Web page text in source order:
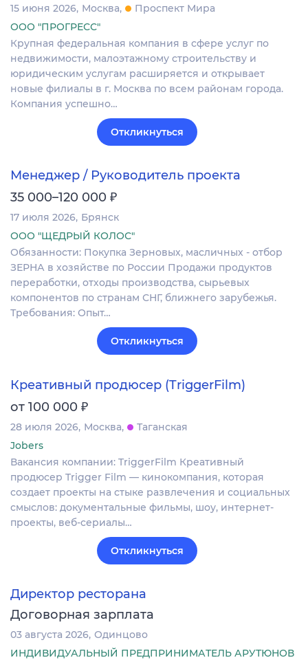
15 июня 2026 Москва
Проспект Мира
ООО "ПРОГРЕСС"
Крупная федеральная компания в сфере услуг по
недвижимости, малоэтажному строительству и
юридическим услугам расширяется и открывает
новые филиалы в г. Москва по всем районам города.
Компания успешно…
Откликнуться
Менеджер / Руководитель проекта
35 000–120 000 ₽
17 июля 2026 Брянск
ООО "ЩЕДРЫЙ КОЛОС"
Обязанности: Покупка Зерновых, масличных - отбор
ЗЕРНА в хозяйстве по России Продажи продуктов
переработки, отходы производства, сырьевых
компонентов по странам СНГ, ближнего зарубежья.
Требования: Опыт…
Откликнуться
Креативный продюсер (TriggerFilm)
от 100 000 ₽
28 июля 2026 Москва
Таганская
Jobers
Вакансия компании: TriggerFilm Креативный
продюсер Trigger Film — кинокомпания, которая
создает проекты на стыке развлечения и социальных
смыслов: документальные фильмы, шоу, интернет-
проекты, веб-сериалы…
Откликнуться
Директор ресторана
Договорная зарплата
03 августа 2026 Одинцово
ИНДИВИДУАЛЬНЫЙ ПРЕДПРИНИМАТЕЛЬ АРУТЮНОВ